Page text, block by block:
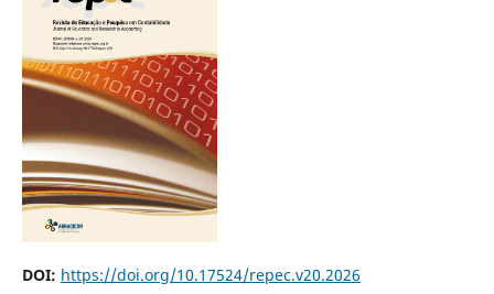
DOI: https://doi.org/10.17524/repec.v20.2026